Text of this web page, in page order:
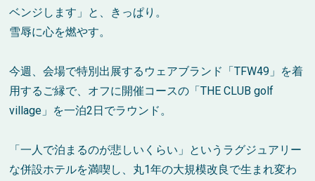
ベンジします」と、きっぱり。
雪辱に心を燃やす。
今週、会場で特別出展するウェアブランド「TFW49」を着
用するご縁で、オフに開催コースの「THE CLUB golf
village」を一泊2日でラウンド。
「一人で泊まるのが悲しいくらい」というラグジュアリー
な併設ホテルを満喫し、丸1年の大規模改良で生まれ変わ